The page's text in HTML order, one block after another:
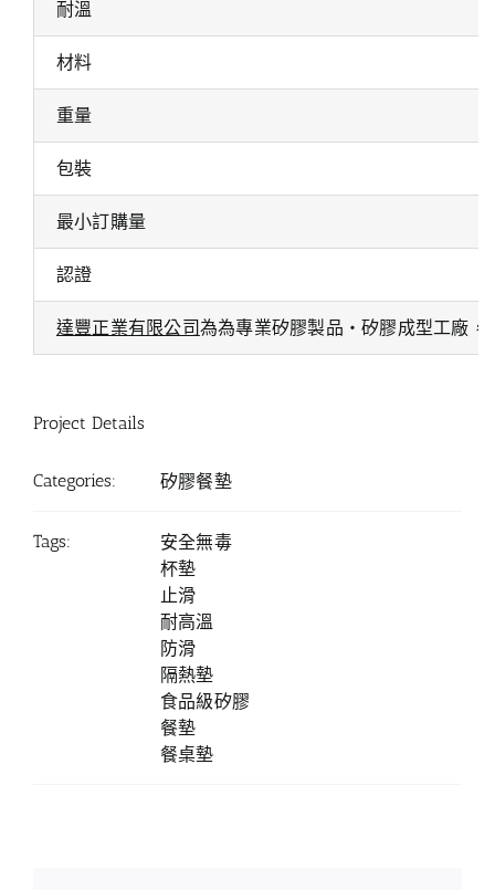
耐溫
材料
重量
包裝
最小訂購量
認證
達豐正業有限公司為為專業矽膠製品・矽膠成型工廠
Project Details
Categories: 矽膠餐墊
Tags:
安全無毒
杯墊
止滑
耐高溫
防滑
隔熱墊
食品級矽膠
餐墊
餐桌墊